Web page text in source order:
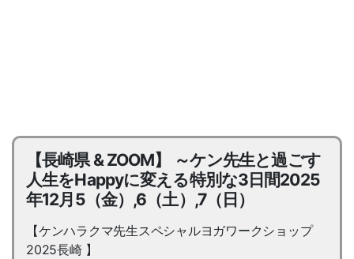
【長崎県 & ZOOM】 ～ケン先生と過ごす
人生をHappyに変える特別な3日間2025
年12月5（金）,6（土）,7（日）
【ケンハラクマ先生スペシャルヨガワークショップ
2025長崎 】